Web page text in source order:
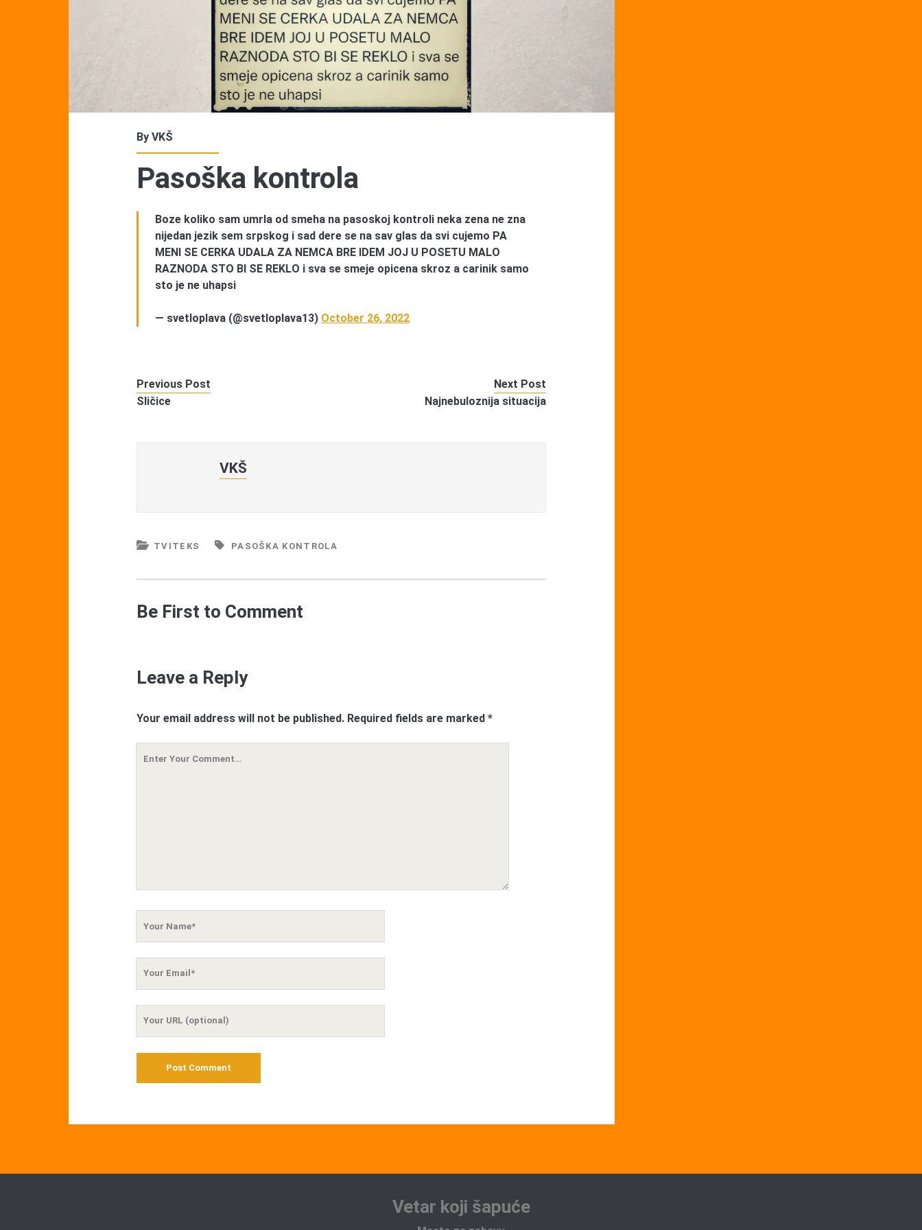
ByVKŠ
Pasoška kontrola
Boze koliko sam umrla od smeha na pasoskoj kontroli neka zena ne zna
nijedan jezik sem srpskog i sad dere se na sav glas da svi cujemo PA
MENI SE CERKA UDALA ZA NEMCA BRE IDEM JOJ U POSETU MALO
RAZNODA STO BI SE REKLO i sva se smeje opicena skroz a carinik samo
sto je ne uhapsi
— svetloplava (@svetloplava13) October 26, 2022
Previous Post
Sličice
Next Post
Najnebuloznija situacija
VKŠ
TVITEKS PASOŠKA KONTROLA
Be First to Comment
Leave a Reply
Your email address will not be published. Required fields are marked*
Vetar koji šapuće